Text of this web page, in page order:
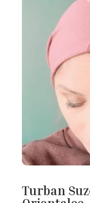
Turban